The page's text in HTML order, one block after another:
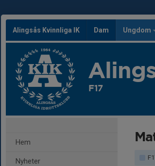
Alingsås Kvinnliga IK Dam Ungdom
F17
Hem
Nyheter